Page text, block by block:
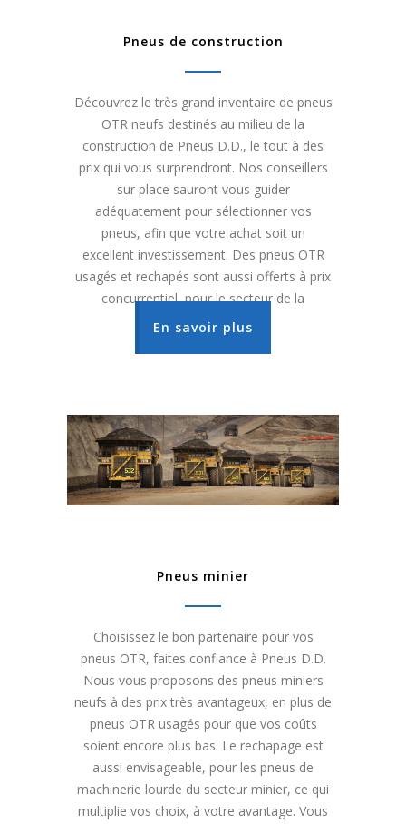
Pneus de construction
Découvrez le très grand inventaire de pneus
OTR neufs destinés au milieu de la
construction de Pneus D.D., le tout à des
prix qui vous surprendront. Nos conseillers
sur place sauront vous guider
adéquatement pour sélectionner vos
pneus, afin que votre achat soit un
excellent investissement. Des pneus OTR
usagés et rechapés sont aussi offerts à prix
concurrentiel, pour le secteur de la
construction.
En savoir plus
Pneus minier
Choisissez le bon partenaire pour vos
pneus OTR, faites confiance à Pneus D.D.
Nous vous proposons des pneus miniers
neufs à des prix très avantageux, en plus de
pneus OTR usagés pour que vos coûts
soient encore plus bas. Le rechapage est
aussi envisageable, pour les pneus de
machinerie lourde du secteur minier, ce qui
multiplie vos choix, à votre avantage. Vous